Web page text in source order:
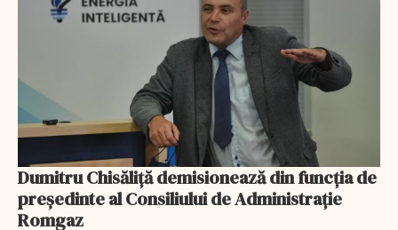
Dumitru Chisăliță demisionează din funcția de
președinte al Consiliului de Administrație
Romgaz